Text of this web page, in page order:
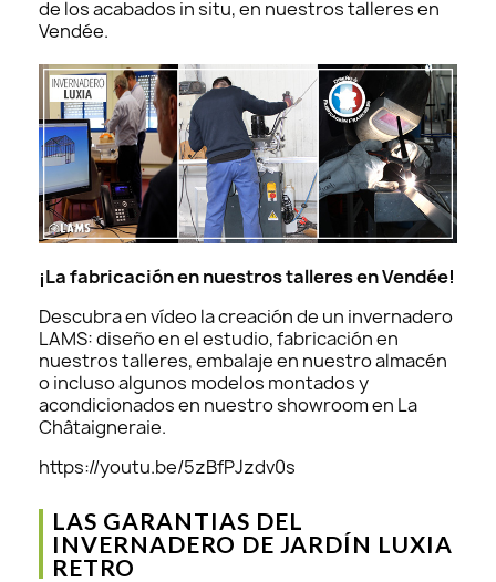
de los acabados in situ, en nuestros talleres en
Vendée.
¡La fabricación en nuestros talleres en Vendée!
Descubra en vídeo la creación de un invernadero
LAMS: diseño en el estudio, fabricación en
nuestros talleres, embalaje en nuestro almacén
o incluso algunos modelos montados y
acondicionados en nuestro showroom en La
Châtaigneraie.
https://youtu.be/5zBfPJzdv0s
LAS GARANTIAS DEL
INVERNADERO DE JARDÍN LUXIA
RETRO